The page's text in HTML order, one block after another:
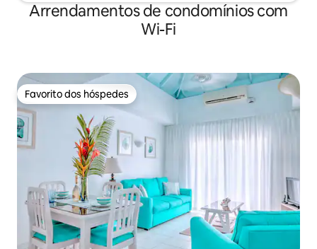
Arrendamentos de condomínios com
Wi-Fi
Favorito dos hóspedes
Favorito dos hóspedes